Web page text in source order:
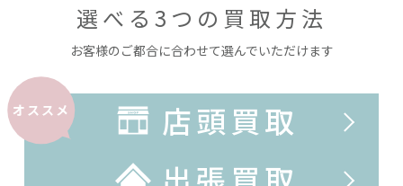
選べる3つの買取方法
お客様のご都合に合わせて選んでいただけます
オススメ
店頭買取